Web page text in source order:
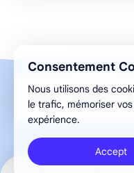
Bon à savoir
Caricature
conflit
Consentement
Nous utilisons des
le trafic, mémoriser
expérience.
Accept